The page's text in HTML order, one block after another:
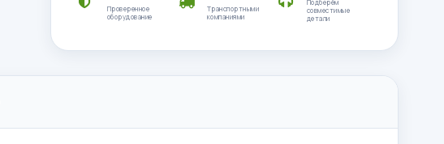
Проверенное
оборудование
Транспортными
компаниями
Подберём
совместимые
детали